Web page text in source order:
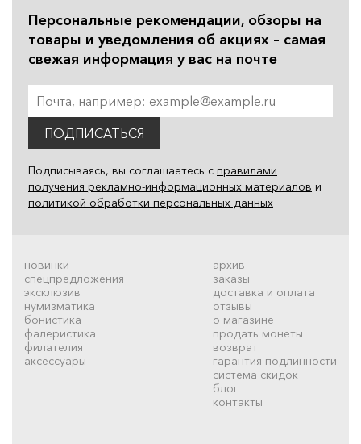
Персональные рекомендации, обзоры на
товары и уведомления об акциях – самая
свежая информация у вас на почте
ПОДПИСАТЬСЯ
Подписываясь, вы соглашаетесь с правилами
получения рекламно-информационных материалов и
политикой обработки персональных данных
новинки
спецпредложения
эксклюзив
нумизматика
бонистика
фалеристика
филателия
аксессуары
архив
заказы
доставка и оплата
отзывы
о магазине
продать монеты
возврат
гарантия подлинности
система скидок
блог
контакты